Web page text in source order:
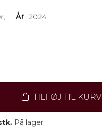
År 2024
TILFØJ TIL KURV
På lager